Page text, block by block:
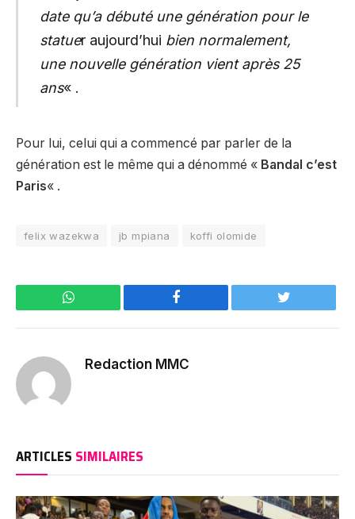
date qu’a débuté une génération pour le
statuer aujourd’hui bien normalement,
une nouvelle génération vient après 25
ans« .
Pour lui, celui qui a commencé par parler de la
génération est le même qui a dénommé « Bandal c’est
Paris« .
felix wazekwa jb mpiana koffi olomide
WhatsApp Facebook Twitter
Redaction MMC
ARTICLES SIMILAIRES